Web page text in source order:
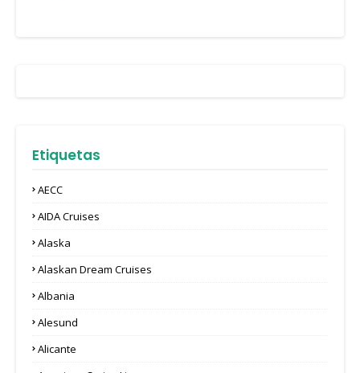
Etiquetas
AECC
AIDA Cruises
Alaska
Alaskan Dream Cruises
Albania
Alesund
Alicante